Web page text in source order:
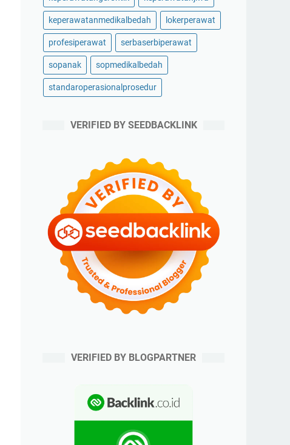
keperawatanmedikalbedah lokerperawat
profesiperawat serbaserbiperawat
sopanak sopmedikalbedah
standaroperasionalprosedur
VERIFIED BY SEEDBACKLINK
VERIFIED BY BLOGPARTNER